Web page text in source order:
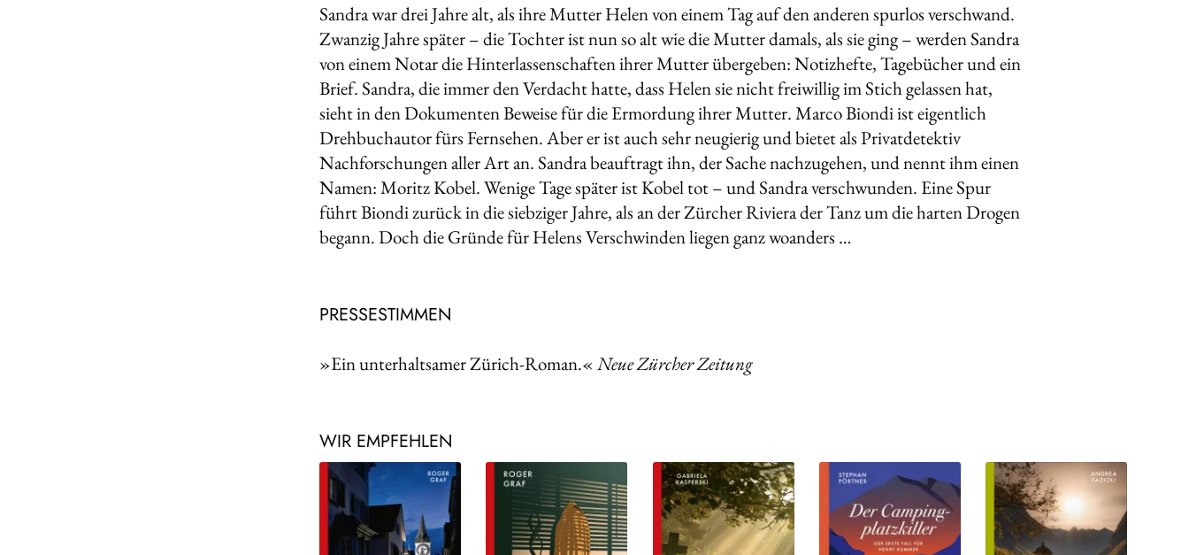
Sandra war drei Jahre alt, als ihre Mutter Helen von einem Tag auf den anderen spurlos verschwand.
Zwanzig Jahre später – die Tochter ist nun so alt wie die Mutter damals, als sie ging – werden Sandra
von einem Notar die Hinterlassenschaften ihrer Mutter übergeben: Notizhefte, Tagebücher und ein
Brief. Sandra, die immer den Verdacht hatte, dass Helen sie nicht freiwillig im Stich gelassen hat,
sieht in den Dokumenten Beweise für die Ermordung ihrer Mutter. Marco Biondi ist eigentlich
Drehbuchautor fürs Fernsehen. Aber er ist auch sehr neugierig und bietet als Privatdetektiv
Nachforschungen aller Art an. Sandra beauftragt ihn, der Sache nachzugehen, und nennt ihm einen
Namen: Moritz Kobel. Wenige Tage später ist Kobel tot – und Sandra verschwunden. Eine Spur
führt Biondi zurück in die siebziger Jahre, als an der Zürcher Riviera der Tanz um die harten Drogen
begann. Doch die Gründe für Helens Verschwinden liegen ganz woanders …
PRESSESTIMMEN
»Ein unterhaltsamer Zürich-Roman.«Neue Zürcher Zeitung
WIR EMPFEHLEN